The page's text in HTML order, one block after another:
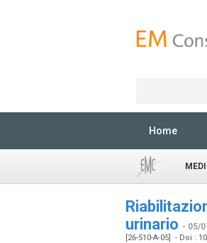
Home
urinario - 05/
[26-510-A-05] - Doi :